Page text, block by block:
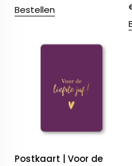
Bestellen
Postkaart | Voor de